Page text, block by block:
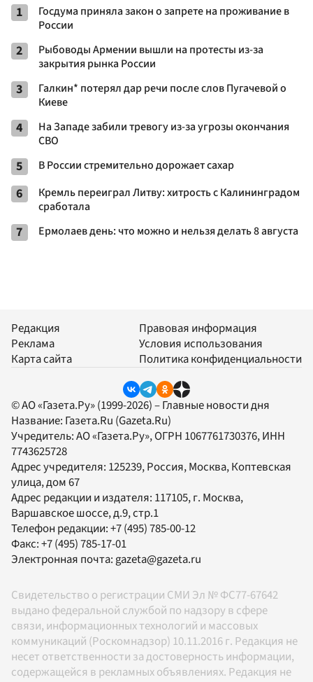
1
Госдума приняла закон о запрете на проживание в
России
2
Рыбоводы Армении вышли на протесты из-за
закрытия рынка России
3
Галкин* потерял дар речи после слов Пугачевой о
Киеве
4
На Западе забили тревогу из-за угрозы окончания
СВО
5 В России стремительно дорожает сахар
6
Кремль переиграл Литву: хитрость с Калининградом
сработала
7 Ермолаев день: что можно и нельзя делать 8 августа
Редакция
Реклама
Карта сайта
Правовая информация
Условия использования
Политика конфиденциальности
© АО «Газета.Ру» (1999-2026) – Главные новости дня
Название: Газета.Ru (Gazeta.Ru)
Учредитель:АО «Газета.Ру», ОГРН 1067761730376, ИНН
7743625728
Адрес учредителя: 125239, Россия, Москва, Коптевская
улица, дом 67
Адрес редакции и издателя: 117105, г. Москва,
Варшавское шоссе, д.9, стр.1
Телефон редакции:+7 (495) 785-00-12
Факс:+7 (495) 785-17-01
Электронная почта:gazeta@gazeta.ru
Свидетельство о регистрации СМИ Эл № ФС77-67642
выдано федеральной службой по надзору в сфере
связи, информационных технологий и массовых
коммуникаций (Роскомнадзор) 10.11.2016 г. Редакция не
несет ответственности за достоверность информации,
содержащейся в рекламных объявлениях. Редакция не